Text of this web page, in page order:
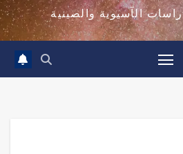
الآسيوية والصينية